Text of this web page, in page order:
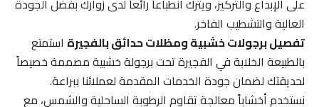
العالية والتشطيب الفاخر.
تفصيل برجولات خشبية ومظلات حدائق بالفجيرةاستمتع
بالطبيعة الخلابة في الفجيرة تحت برجولة خشبية مصممة خصيصاً
لحديقتك لضمان جودة الخدمات المقدمة لعملائنا ببراعة.
نستخدم أخشاباً معالجة تقاوم الرطوبة الساحلية والشمس، مع